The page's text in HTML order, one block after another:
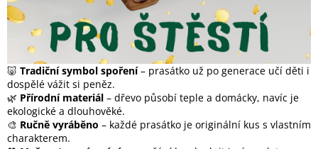
🐷 Tradiční symbol spoření– prasátko už po generace učí děti i
dospělé vážit si peněz.
🌿 Přírodní materiál – dřevo působí teple a domácky, navíc je
ekologické a dlouhověké.
🎨 Ručně vyráběno – každé prasátko je originální kus s vlastním
charakterem.